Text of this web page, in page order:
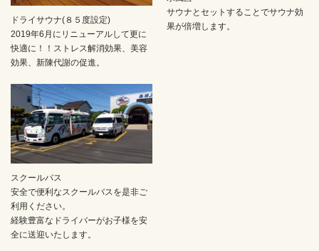
ドライサウナ(８５度設定)
2019年6月にリニューアルして更に
快適に！！ストレス解消効果、美容
効果、新陳代謝の促進。
サウナとセットすることでサウナ効
果が倍増します。
スクールバス
安全で便利なスクールバスを是非ご
利用ください。
経験豊富なドライバーがお子様を安
全に送迎いたします。